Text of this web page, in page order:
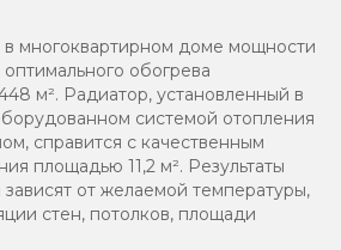
в многоквартирном доме мощности
обогрева
м². Радиатор, установленный в
системой отопления
справится с качественным
площадью 11,2 м². Результаты
от желаемой температуры,
стен, потолков, площади